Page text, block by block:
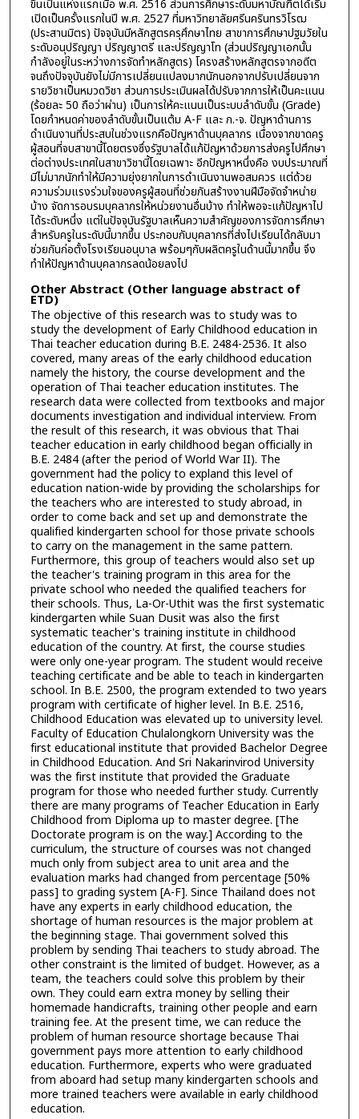
ขึ้นเป็นแห่งแรกเมื่อ พ.ศ. 2516 ส่วนการศึกษาระดับมหาบัณฑิตได้เริ่ม
เปิดเป็นครั้งแรกในปี พ.ศ. 2527 ที่มหาวิทยาลัยศรีนครินทรวิโรฒ
(ประสานมิตร) ปัจจุบันมีหลักสูตรครุศึกษาไทย สาขาการศึกษาปฐมวัยใน
ระดับอนุปริญญา ปริญญาตรี และปริญญาโท (ส่วนปริญญาเอกนั้น
กำลังอยู่ในระหว่างการจัดทำหลักสูตร) โครงสร้างหลักสูตรจากอดีต
จนถึงปัจจุบันยังไม่มีการเปลี่ยนแปลงมากนักนอกจากปรับเปลี่ยนจาก
รายวิชาเป็นหมวดวิชา ส่วนการประเมินผลได้ปรับจากการให้เป็นคะแนน
(ร้อยละ 50 ถือว่าผ่าน) เป็นการให้คะแนนเป็นระบบลำดับขั้น (Grade)
โดยกำหนดค่าของลำดับขั้นเป็นแต้ม A-F และ ก.-จ. ปัญหาด้านการ
ดำเนินงานที่ประสบในช่วงแรกคือปัญหาด้านบุคลากร เนื่องจากขาดครู
ผู้สอนที่จบสาขานี้โดยตรงซึ่งรัฐบาลได้แก้ปัญหาด้วยการส่งครูไปศึกษา
ต่อต่างประเทศในสาขาวิชานี้โดยเฉพาะ อีกปัญหาหนึ่งคือ งบประมาณที่
มีไม่มากนักทำให้มีความยุ่งยากในการดำเนินงานพอสมควร แต่ด้วย
ความร่วมแรงร่วมใจของครูผู้สอนที่ช่วยกันสร้างงานฝีมือจัดจำหน่าย
บ้าง จัดการอบรมบุคลากรให้หน่วยงานอื่นบ้าง ทำให้พอจะแก้ปัญหาไป
ได้ระดับหนึ่ง แต่ในปัจจุบันรัฐบาลเห็นความสำคัญของการจัดการศึกษา
สำหรับครูในระดับนี้มากขึ้น ประกอบกับบุคลากรที่ส่งไปเรียนได้กลับมา
ช่วยกันก่อตั้งโรงเรียนอนุบาล พร้อมๆกับผลิตครูในด้านนี้มากขึ้น จึง
ทำให้ปัญหาด้านบุคลากรลดน้อยลงไป
Other Abstract (Other language abstract of
ETD)
The objective of this research was to study was to
study the development of Early Childhood education in
Thai teacher education during B.E. 2484-2536. It also
covered, many areas of the early childhood education
namely the history, the course development and the
operation of Thai teacher education institutes. The
research data were collected from textbooks and major
documents investigation and individual interview. From
the result of this research, it was obvious that Thai
teacher education in early childhood began officially in
B.E. 2484 (after the period of World War II). The
government had the policy to expland this level of
education nation-wide by providing the scholarships for
the teachers who are interested to study abroad, in
order to come back and set up and demonstrate the
qualified kindergarten school for those private schools
to carry on the management in the same pattern.
Furthermore, this group of teachers would also set up
the teacher's training program in this area for the
private school who needed the qualified teachers for
their schools. Thus, La-Or-Uthit was the first systematic
kindergarten while Suan Dusit was also the first
systematic teacher's training institute in childhood
education of the country. At first, the course studies
were only one-year program. The student would receive
teaching certificate and be able to teach in kindergarten
school. In B.E. 2500, the program extended to two years
program with certificate of higher level. In B.E. 2516,
Childhood Education was elevated up to university level.
Faculty of Education Chulalongkorn University was the
first educational institute that provided Bachelor Degree
in Childhood Education. And Sri Nakarinvirod University
was the first institute that provided the Graduate
program for those who needed further study. Currently
there are many programs of Teacher Education in Early
Childhood from Diploma up to master degree. [The
Doctorate program is on the way.] According to the
curriculum, the structure of courses was not changed
much only from subject area to unit area and the
evaluation marks had changed from percentage [50%
pass] to grading system [A-F]. Since Thailand does not
have any experts in early childhood education, the
shortage of human resources is the major problem at
the beginning stage. Thai government solved this
problem by sending Thai teachers to study abroad. The
other constraint is the limited of budget. However, as a
team, the teachers could solve this problem by their
own. They could earn extra money by selling their
homemade handicrafts, training other people and earn
training fee. At the present time, we can reduce the
problem of human resource shortage because Thai
government pays more attention to early childhood
education. Furthermore, experts who were graduated
from aboard had setup many kindergarten schools and
more trained teachers were available in early childhood
education.